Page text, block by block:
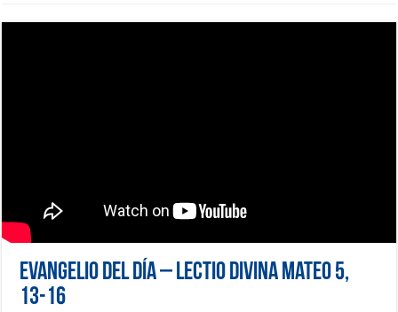
Evangelio del día – Lectio Divina Mateo 5,
13-16